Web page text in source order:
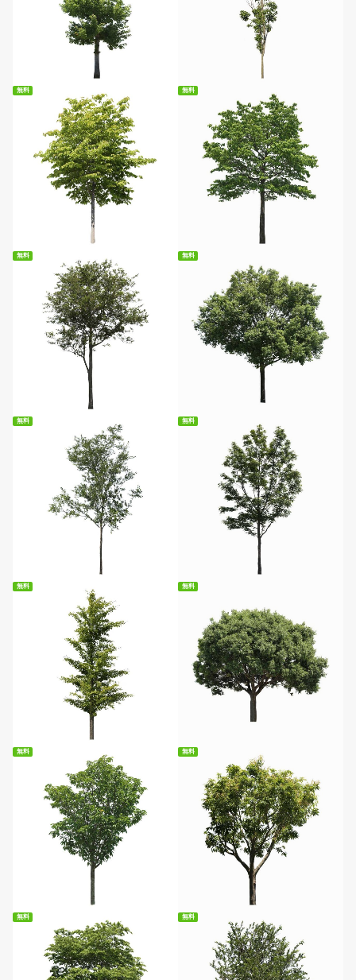
無料ダウンロード 無料ダウンロード
無料
無料ダウンロード
無料
無料ダウンロード
無料
無料ダウンロード
無料
無料ダウンロード
無料
無料ダウンロード
無料
無料ダウンロード
無料
無料ダウンロード
無料
無料ダウンロード
無料
無料ダウンロード
無料
無料ダウンロード
無料 無料